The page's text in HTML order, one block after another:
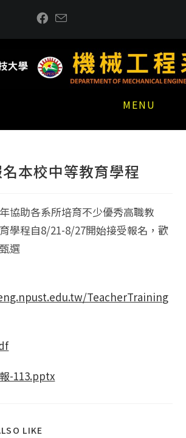
MENU
本校中等教育學程
協助各系所培育不少優秀高職教
學程自8/21-8/27開始接受報名，歡
選
TeacherTraining
-113.pptx
LIKE